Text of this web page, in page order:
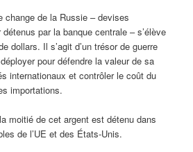
change de la Russie – devises
par la banque centrale – s’élève
dollars. Il s’agit d’un trésor de guerre
pour défendre la valeur de sa
internationaux et contrôler le coût du
importations.
moitié de cet argent est détenu dans
de l’UE et des États-Unis.